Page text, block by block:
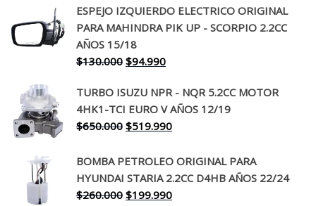
ESPEJO IZQUIERDO ELECTRICO ORIGINAL
PARA MAHINDRA PIK UP - SCORPIO 2.2CC
AÑOS 15/18
$130.000 El
original
era:
$130.000.
$94.990El
actual
es:
$94.990.
TURBO ISUZU NPR - NQR 5.2CC MOTOR
4HK1-TCI EURO V AÑOS 12/19
$650.000 El
original
era:
$650.000.
$519.990El
actual
es:
$519.990.
BOMBA PETROLEO ORIGINAL PARA
HYUNDAI STARIA 2.2CC D4HB AÑOS 22/24
$260.000 El
$199.990El